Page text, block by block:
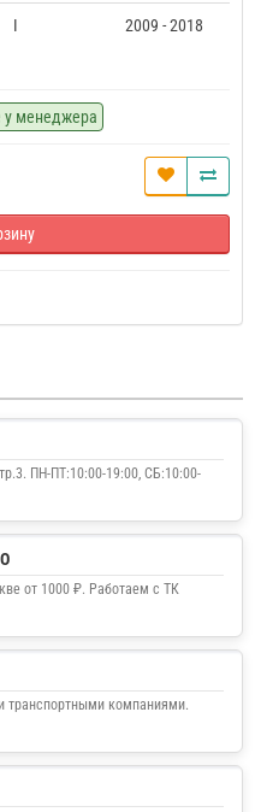
I 2009 - 2018
у менеджера
ПН-ПТ:10:00-19:00, СБ:10:00-
от 1000 ₽. Работаем с ТК
транспортными компаниями.